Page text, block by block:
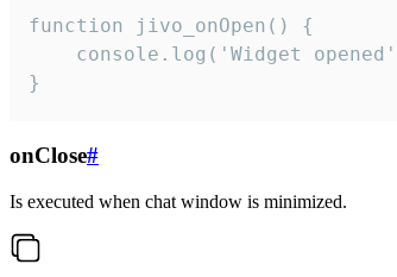
function jivo_onOpen() {
console.log('Widget
}
onClose#
Is executed when chat window is minimized.